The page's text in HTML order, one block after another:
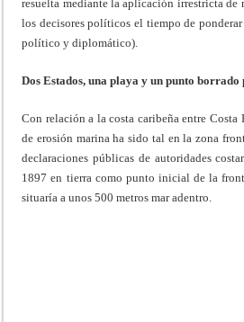
resuelta mediante la aplicación irrestricta de
los decisores políticos el tiempo de ponderar
político y diplomático).
Dos Estados, una playa y un punto
Con relación a la costa caribeña entre Costa
de erosión marina ha sido tal en la zona
declaraciones públicas de autoridades
1897 en tierra como punto inicial de la
situaría a unos 500 metros mar adentro.